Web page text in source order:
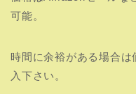
可能。
時間に余裕がある場合
入下さい。